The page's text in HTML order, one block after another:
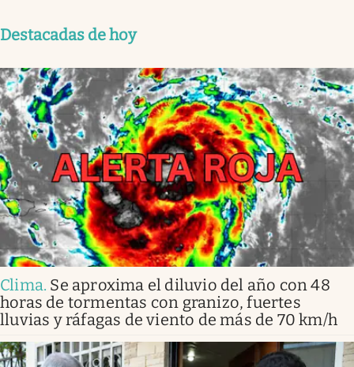
Destacadas de hoy
Clima. Se aproxima el diluvio del año con 48
horas de tormentas con granizo, fuertes
lluvias y ráfagas de viento de más de 70 km/h